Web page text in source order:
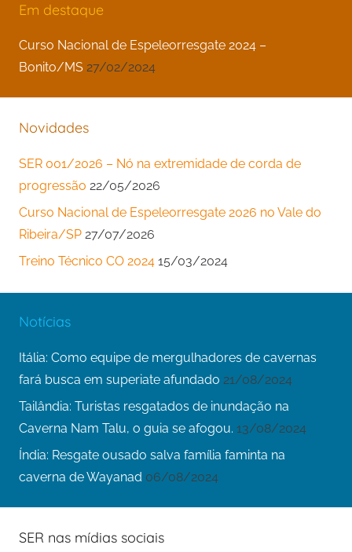
Em destaque
Curso Nacional de Espeleorresgate 2024 –
Bonito/MS 27/02/2024
Novidades
SER 001/2026 – Nó na extremidade de corda de
progressão 22/05/2026
Curso Nacional de Espeleorresgate 2026 no Vale do
Ribeira/SP 27/07/2026
Treino Técnico CO 2024 15/03/2024
Notícias
Itália: Como equipe de mergulhadores de cavernas
fará busca em superiate afundado 21/08/2024
Tailândia: Turistas resgatados de inundação na
Caverna Nam Talu, o guia se afogou. 13/08/2024
Índia: Resgate ousado salva família faminta na
caverna de Wayanad 06/08/2024
SER nas mídias sociais